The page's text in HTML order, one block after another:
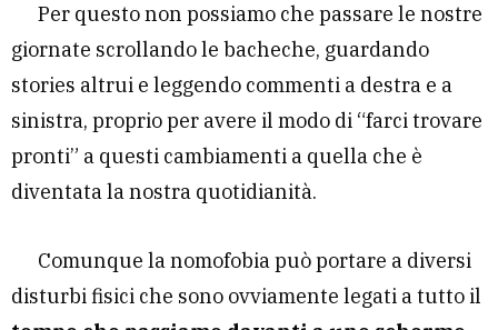
Per questo non possiamo che passare le nostre
giornate scrollando le bacheche, guardando
stories altrui e leggendo commenti a destra e a
sinistra, proprio per avere il modo di “farci trovare
pronti” a questi cambiamenti a quella che è
diventata la nostra quotidianità.
Comunque la nomofobia può portare a diversi
disturbi fisici che sono ovviamente legati a tutto il